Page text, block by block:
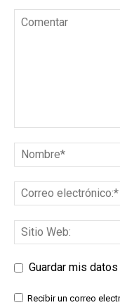
Guardar mis
Recibir un correo